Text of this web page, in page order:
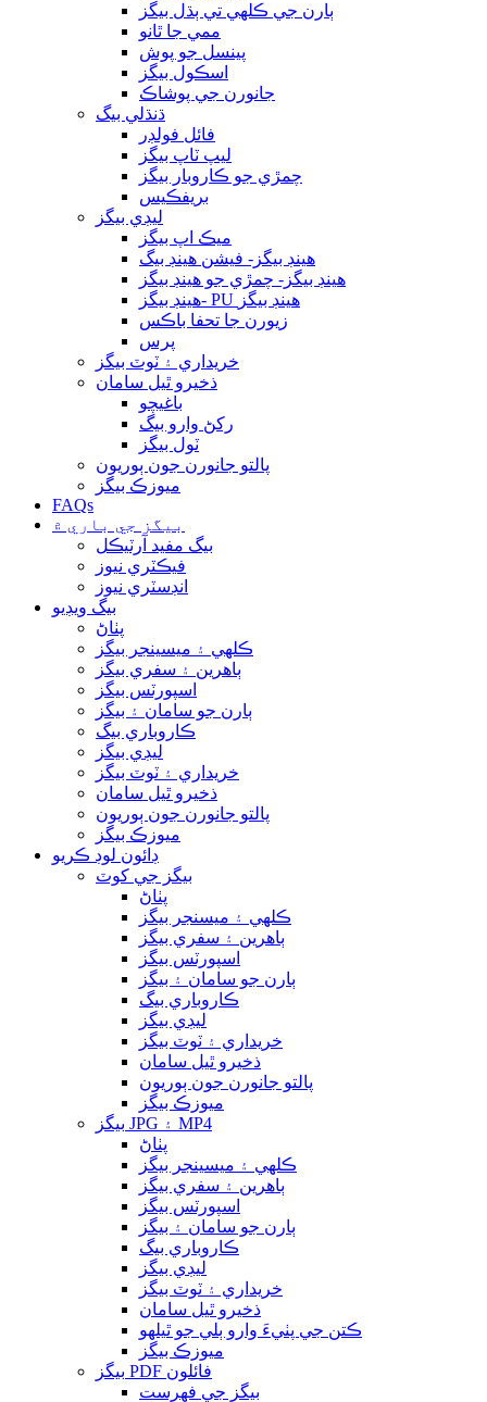
ٻارن جي ڪلهي تي ٻڌل بيگز
ممي جا ٿانو
پينسل جو پوش
اسڪول بيگز
جانورن جي پوشاڪ
ڌنڌلي بيگ
فائل فولڊر
ليپ ٽاپ بيگز
چمڙي جو ڪاروبار بيگز
بريفڪيس
ليڊي بيگز
ميڪ اپ بيگز
هينڊ بيگز- فيشن هينڊ بيگ
هينڊ بيگز- چمڙي جو هينڊ بيگز
هينڊ بيگز- PU هينڊ بيگز
زيورن جا تحفا باڪس
پرس
خريداري ۽ ٽوٽ بيگز
ذخيرو ٿيل سامان
باغيچو
رکڻ وارو بيگ
ٽول بيگز
پالتو جانورن جون ٻوريون
ميوزڪ بيگز
FAQs
بيگز جي باري ۾
بيگ مفيد آرٽيڪل
فيڪٽري نيوز
انڊسٽري نيوز
بيگ ويڊيو
پٺاڻ
ڪلهي ۽ ميسينجر بيگز
ٻاهرين ۽ سفري بيگز
اسپورٽس بيگز
ٻارن جو سامان ۽ بيگز
ڪاروباري بيگ
ليڊي بيگز
خريداري ۽ ٽوٽ بيگز
ذخيرو ٿيل سامان
پالتو جانورن جون ٻوريون
ميوزڪ بيگز
ڊائون لوڊ ڪريو
بيگز جي کوٽ
پٺاڻ
ڪلهي ۽ ميسنجر بيگز
ٻاهرين ۽ سفري بيگز
اسپورٽس بيگز
ٻارن جو سامان ۽ بيگز
ڪاروباري بيگ
ليڊي بيگز
خريداري ۽ ٽوٽ بيگز
ذخيرو ٿيل سامان
پالتو جانورن جون ٻوريون
ميوزڪ بيگز
بيگز JPG ۽ MP4
پٺاڻ
ڪلهي ۽ ميسينجر بيگز
ٻاهرين ۽ سفري بيگز
اسپورٽس بيگز
ٻارن جو سامان ۽ بيگز
ڪاروباري بيگ
ليڊي بيگز
خريداري ۽ ٽوٽ بيگز
ذخيرو ٿيل سامان
ڪتن جي پٺيءَ وارو ٻلي جو ٿيلهو
ميوزڪ بيگز
بيگز PDF فائلون
بيگز جي فهرست